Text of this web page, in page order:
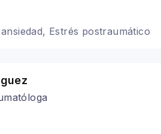
Estrés postraumático